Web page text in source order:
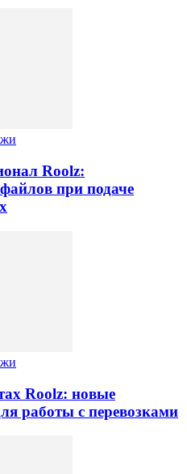
Roolz:
при подаче
Roolz: новые
работы с перевозками